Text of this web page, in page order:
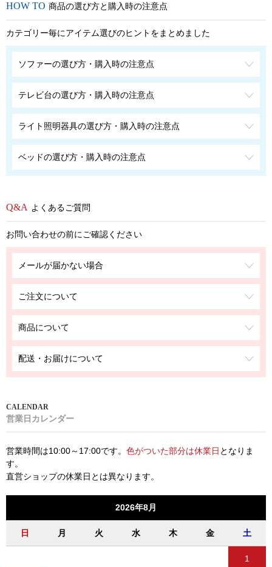
商品の選び方と購入時の注意点
カテゴリー毎にアイテム選びのヒントをまとめました
ソファーの選び方・購入時の注意点
テレビ台の選び方・購入時の注意点
ライト照明器具の選び方・購入時の注意点
ベッドの選び方・購入時の注意点
よくあるご質問
お問い合わせの前にご確認ください
メールが届かない場合
ご注文について
商品について
配送・お届けについて
営業日カレンダー
営業時間は10:00～17:00です。 色がついた部分は休業日 となりま
す。
直営ショップの休業日とは異なります。
2026年8月
日 月 火 水 木 金 土
1